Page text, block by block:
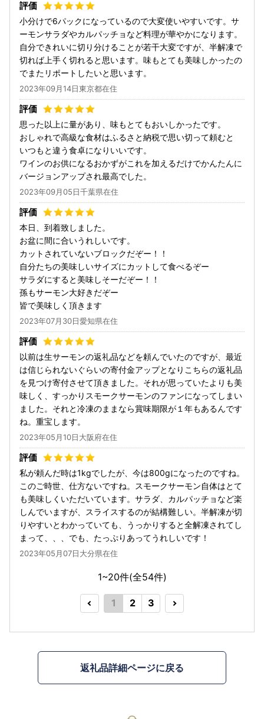
小分けで6パックになっているので大変使いやすいです。サ
ーモンサラダやカルパッチョなど料理が華やかになります。
自分できれいに切り分けることが若干大変ですが、半解凍で
切れば上手く切れると思います。味もとても美味しかったの
でまたリポートしたいと思います。
2023年09月14日東京都在住
思った以上に量があり、味もとてもおいしかったです。
おしゃれで高級な食材はふるさと納税で思い切って頼むと
いつもと違う食卓になりいいです。
ワインのお供になるおかずがこれを加えるだけでかんたんに
バージョンアップされ最高でした。
2023年09月05日千葉県在住
本日、到着致しました。
お盆に間に合いうれしいです。
カットされていないブロックだぞー！！
自分たちの美味しいサイズにカットして食べるぞー
サラダにすると美味しそーだぞー！！
孫もサーモン大好きだぞー
皆で美味しく頂きます
2023年07月30日愛知県在住
以前は生サーモンの返礼品などを頼んでいたのですが、最近
は信じられないぐらいの寄付金アップとなりこちらの返礼品
を見つけ寄付させて頂きました。それが思っていたよりも美
味しく、すっかりスモークサーモンのファンになってしまい
ました。それと冷凍のままなら賞味期限が１年もあるんです
ね。重宝します。
2023年05月10日大阪府在住
私が頼んだ時は1kgでしたが、今は800gになったのですね。
このご時世、仕方ないですね。スモークサーモン自体はとて
も美味しくいただいています。サラダ、カルパッチョなど楽
しんでいますが、スライスするのが結構難しい。半解凍が切
りやすいとわかっていても、うっかりすると全解凍されてし
まって、、、でも、たっぷりあってうれしいです！
2023年05月07日大分県在住
1~20件(全54件)
1 2 3
返礼品詳細ページに戻る